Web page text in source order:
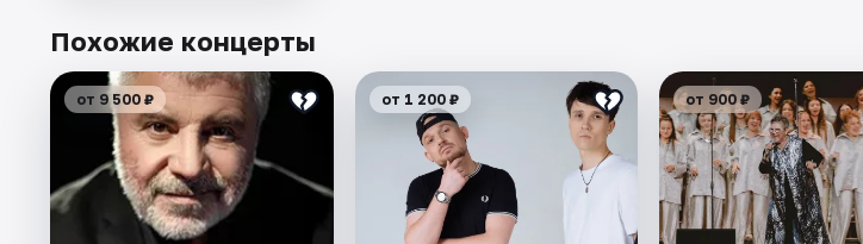
Похожие концерты
от 9 500 ₽ от 1 200 ₽ от 900 ₽